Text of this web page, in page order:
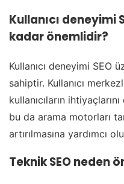
Kullanıcı deneyimi
kadar önemlidir?
Kullanıcı deneyimi SEO
sahiptir. Kullanıcı
kullanıcıların
bu da arama motorları
artırılmasına yardımcı
Teknik SEO neden